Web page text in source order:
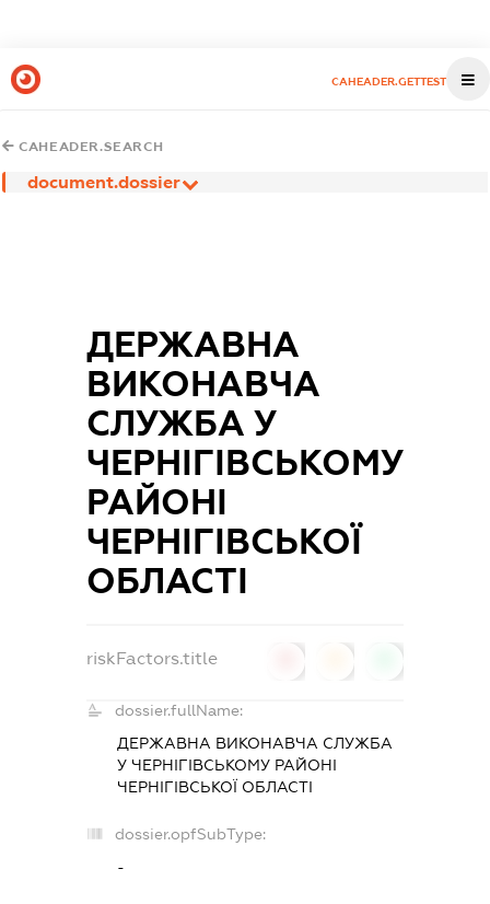
CAHEADER.GETTEST
CAHEADER.SEARCH
document.dossier
ДЕРЖАВНА
ВИКОНАВЧА
СЛУЖБА У
ЧЕРНІГІВСЬКОМУ
РАЙОНІ
ЧЕРНІГІВСЬКОЇ
ОБЛАСТІ
riskFactors.title
dossier.fullName:
ДЕРЖАВНА ВИКОНАВЧА СЛУЖБА
У ЧЕРНІГІВСЬКОМУ РАЙОНІ
ЧЕРНІГІВСЬКОЇ ОБЛАСТІ
dossier.opfSubType:
-